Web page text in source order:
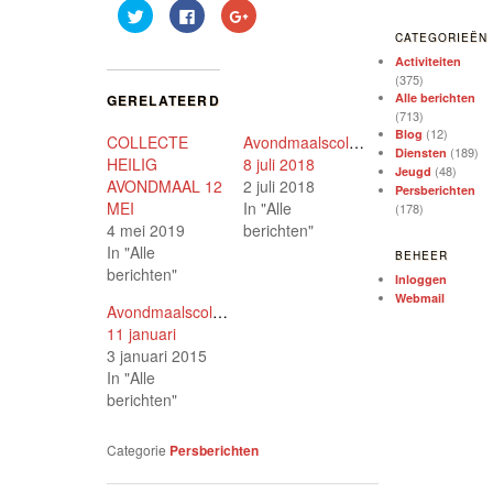
Klik
om
in
venster
geopend)
Klik
om
in
geopend)
Klik
om
venster
geopend)
GERELATEERD
COLLECTE
HEILIG
AVONDMAAL 12
MEI
4 mei 2019
In "Alle
berichten"
Avondmaalscollecte
8 juli 2018
2 juli 2018
In "Alle
berichten"
Avondmaalscollecte
11 januari
3 januari 2015
In "Alle
berichten"
Categorie Persberichten
CATEGORIEËN
Activiteiten
(375)
Alle berichten
(713)
Blog (12)
Diensten (189)
Jeugd (48)
Persberichten
(178)
BEHEER
Inloggen
Webmail